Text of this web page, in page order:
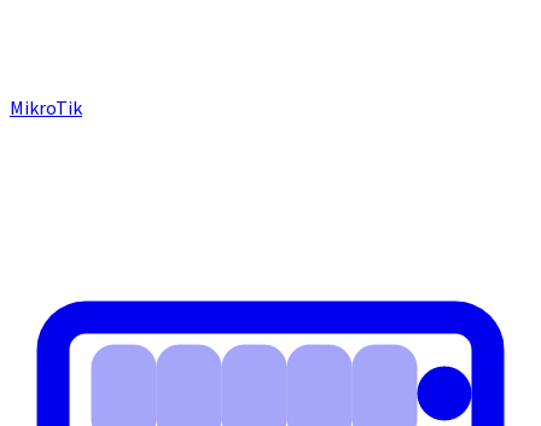
MikroTik